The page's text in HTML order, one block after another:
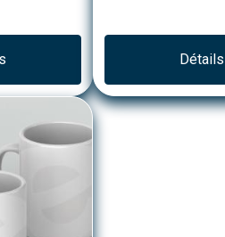
Détails